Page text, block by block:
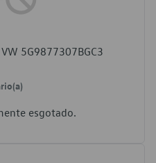
5G9877307BGC3
esgotado.